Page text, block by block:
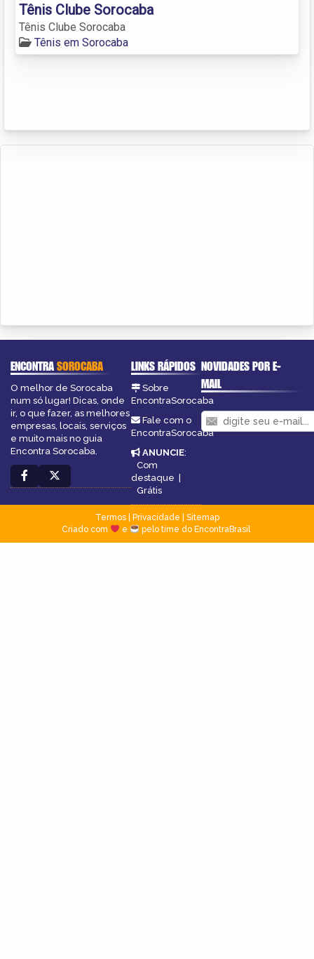
Tênis Clube Sorocaba
Tênis Clube Sorocaba
Tênis em Sorocaba
ENCONTRASOROCABA
O melhor de Sorocaba
num só lugar! Dicas, onde
ir, o que fazer, as melhores
empresas, locais, serviços
e muito mais no guia
Encontra Sorocaba.
LINKS RÁPIDOS
Sobre
EncontraSorocaba
Fale com o
EncontraSorocaba
ANUNCIE:
Com
destaque |
Grátis
NOVIDADES POR E-
MAIL
Termos| Privacidade
Sitemap
Criado com
e pelo time do EncontraBrasil